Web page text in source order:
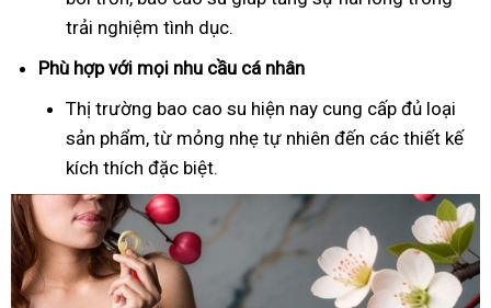
trải nghiệm tình dục.
Phù hợp với mọi nhu cầu cá nhân
Thị trường bao cao su hiện nay cung cấp đủ loại
sản phẩm, từ mỏng nhẹ tự nhiên đến các thiết kế
kích thích đặc biệt.